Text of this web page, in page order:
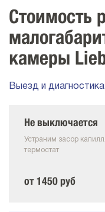
Стоимость
камеры
Выезд и
Не выключается
Устраним засор
термостат
от 1450 руб